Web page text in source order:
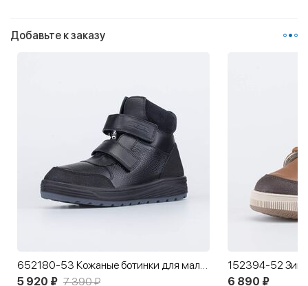
Добавьте к заказу
652180-53 Кожаные ботинки для мальчика
5 920 ₽ 7 390 ₽ 6 890 ₽